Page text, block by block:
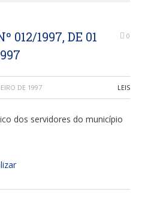
012/1997, DE 01
0
DE 1997 LEIS
dos servidores do município